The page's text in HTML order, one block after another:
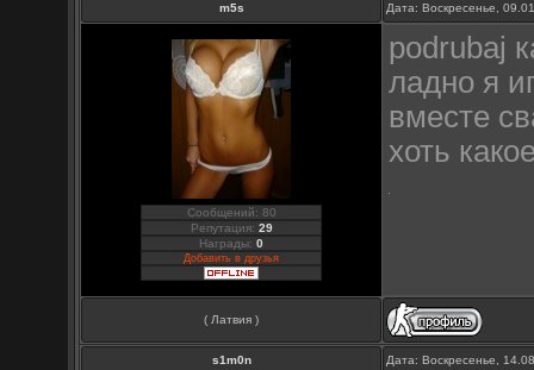
m5s Дата: Воскресенье,
Сообщений: 80
Репутация: 29
Награды:0
Добавить в друзья
podrubaj
ладно я
вместе
хоть
( Латвия )
s1m0n Дата: Воскресенье,